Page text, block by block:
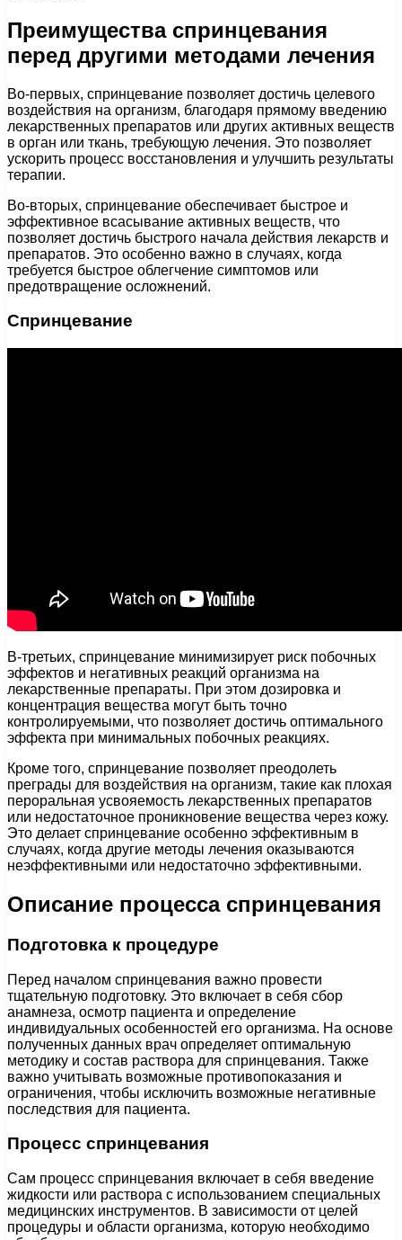
Преимущества спринцевания
перед другими методами лечения
Во-первых, спринцевание позволяет достичь целевого
воздействия на организм, благодаря прямому введению
лекарственных препаратов или других активных веществ
в орган или ткань, требующую лечения. Это позволяет
ускорить процесс восстановления и улучшить результаты
терапии.
Во-вторых, спринцевание обеспечивает быстрое и
эффективное всасывание активных веществ, что
позволяет достичь быстрого начала действия лекарств и
препаратов. Это особенно важно в случаях, когда
требуется быстрое облегчение симптомов или
предотвращение осложнений.
Спринцевание
В-третьих, спринцевание минимизирует риск побочных
эффектов и негативных реакций организма на
лекарственные препараты. При этом дозировка и
концентрация вещества могут быть точно
контролируемыми, что позволяет достичь оптимального
эффекта при минимальных побочных реакциях.
Кроме того, спринцевание позволяет преодолеть
преграды для воздействия на организм, такие как плохая
пероральная усвояемость лекарственных препаратов
или недостаточное проникновение вещества через кожу.
Это делает спринцевание особенно эффективным в
случаях, когда другие методы лечения оказываются
неэффективными или недостаточно эффективными.
Описание процесса спринцевания
Подготовка к процедуре
Перед началом спринцевания важно провести
тщательную подготовку. Это включает в себя сбор
анамнеза, осмотр пациента и определение
индивидуальных особенностей его организма. На основе
полученных данных врач определяет оптимальную
методику и состав раствора для спринцевания. Также
важно учитывать возможные противопоказания и
ограничения, чтобы исключить возможные негативные
последствия для пациента.
Процесс спринцевания
Сам процесс спринцевания включает в себя введение
жидкости или раствора с использованием специальных
медицинских инструментов. В зависимости от целей
процедуры и области организма, которую необходимо